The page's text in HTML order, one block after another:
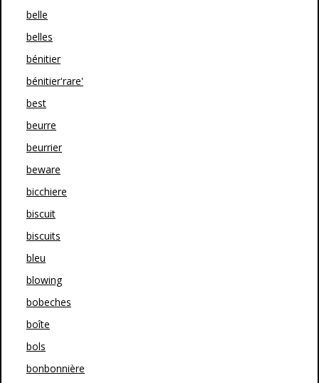
belle
belles
bénitier
bénitier'rare'
best
beurre
beurrier
beware
bicchiere
biscuit
biscuits
bleu
blowing
bobeches
boîte
bols
bonbonnière